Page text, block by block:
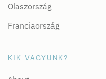
Olaszország
Franciaország
KIK VAGYUNK?